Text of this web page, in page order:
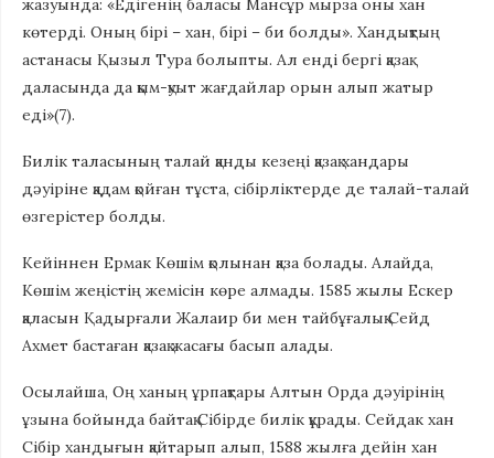
жазуында: «Едігенің баласы Мансұр мырза оны хан
көтерді. Оның бірі – хан, бірі – би болды». Хандықтың
астанасы Қызыл Тура болыпты. Ал енді бергі қазақ
даласында да қым-қуыт жағдайлар орын алып жатыр
еді»(7).
Билік таласының талай қанды кезеңі қазақ хандары
дәуіріне қадам қойған тұста, сібірліктерде де талай-талай
өзгерістер болды.
Кейіннен Ермак Көшім қолынан қаза болады. Алайда,
Көшім жеңістің жемісін көре алмады. 1585 жылы Ескер
қаласын Қадырғали Жалаир би мен тайбұғалық Сейд
Ахмет бастаған қазақ жасағы басып алады.
Осылайша, Оң ханың ұрпақтары Алтын Орда дәуірінің
ұзына бойында байтақ Сібірде билік құрады. Сейдак хан
Сібір хандығын қайтарып алып, 1588 жылға дейін хан